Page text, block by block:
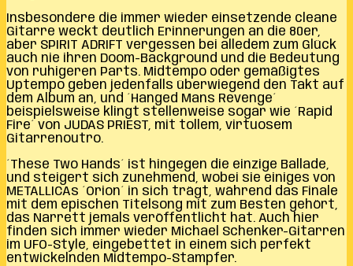
Insbesondere die immer wieder einsetzende cleane
Gitarre weckt deutlich Erinnerungen an die 80er,
aber SPIRIT ADRIFT vergessen bei alledem zum Glück
auch nie ihren Doom-Background und die Bedeutung
von ruhigeren Parts. Midtempo oder gemäßigtes
Uptempo geben jedenfalls überwiegend den Takt auf
dem Album an, und ´Hanged Mans Revenge´
beispielsweise klingt stellenweise sogar wie ´Rapid
Fire´ von JUDAS PRIEST, mit tollem, virtuosem
Gitarrenoutro.
´These Two Hands´ ist hingegen die einzige Ballade,
und steigert sich zunehmend, wobei sie einiges von
METALLICAs ´Orion´ in sich trägt, während das Finale
mit dem epischen Titelsong mit zum Besten gehört,
das Narrett jemals veröffentlicht hat. Auch hier
finden sich immer wieder Michael Schenker-Gitarren
im UFO-Style, eingebettet in einem sich perfekt
entwickelnden Midtempo-Stampfer.